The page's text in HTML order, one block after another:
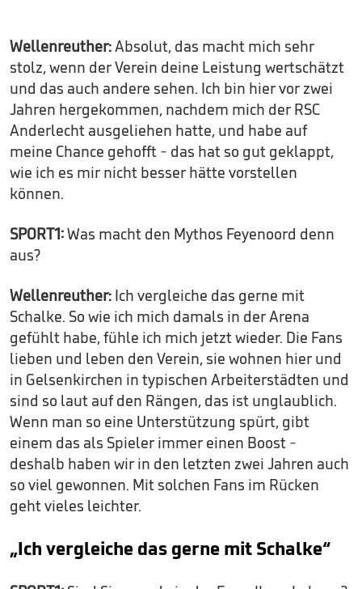
Wellenreuther:Absolut, das macht mich sehr
stolz, wenn der Verein deine Leistung wertschätzt
und das auch andere sehen. Ich bin hier vor zwei
Jahren hergekommen, nachdem mich der RSC
Anderlecht ausgeliehen hatte, und habe auf
meine Chance gehofft - das hat so gut geklappt,
wie ich es mir nicht besser hätte vorstellen
können.
SPORT1:Was macht den Mythos Feyenoord denn
aus?
Wellenreuther: Ich vergleiche das gerne mit
Schalke. So wie ich mich damals in der Arena
gefühlt habe, fühle ich mich jetzt wieder. Die Fans
lieben und leben den Verein, sie wohnen hier und
in Gelsenkirchen in typischen Arbeiterstädten und
sind so laut auf den Rängen, das ist unglaublich.
Wenn man so eine Unterstützung spürt, gibt
einem das als Spieler immer einen Boost -
deshalb haben wir in den letzten zwei Jahren auch
so viel gewonnen. Mit solchen Fans im Rücken
geht vieles leichter.
„Ich vergleiche das gerne mit Schalke“